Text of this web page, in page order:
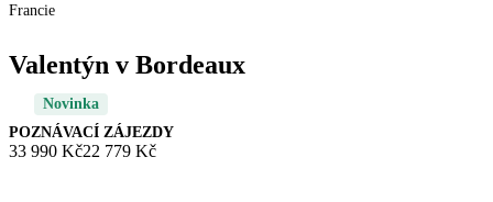
Francie
Valentýn v Bordeaux
Novinka
POZNÁVACÍ ZÁJEZDY
33 990 Kč22 779 Kč